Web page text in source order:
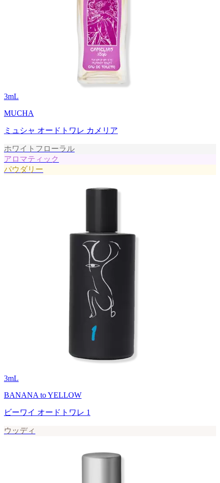
3mL
MUCHA
ミュシャ オードトワレ カメリア
ホワイトフローラル
アロマティック
パウダリー
3mL
BANANA to YELLOW
ビーワイ オードトワレ 1
ウッディ